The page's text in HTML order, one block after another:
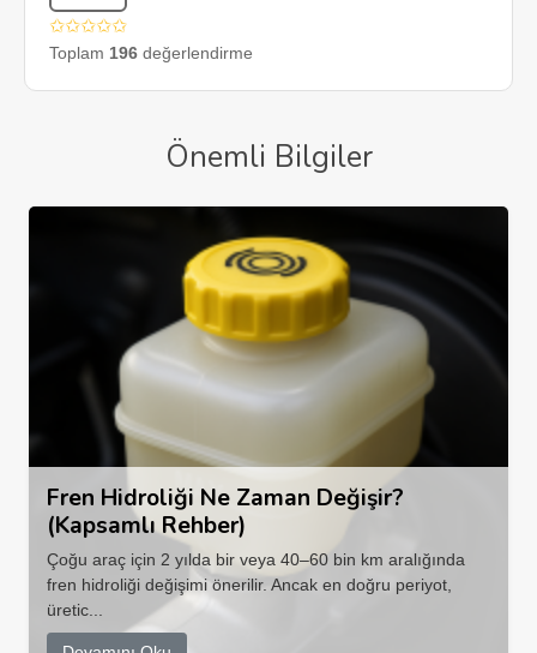
✩✩✩✩✩
Toplam 196 değerlendirme
Önemli Bilgiler
Fren Hidroliği Ne Zaman Değişir?
(Kapsamlı Rehber)
Çoğu araç için 2 yılda bir veya 40–60 bin km aralığında
fren hidroliği değişimi önerilir. Ancak en doğru periyot,
üretic...